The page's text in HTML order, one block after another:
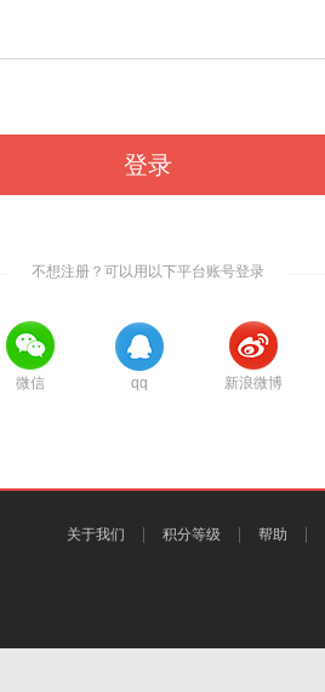
登录
不想注册？可以用以下平台账号登录
微信 qq 新浪微博
关于我们 积分等级 帮助